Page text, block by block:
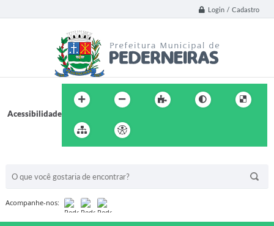
Login / Cadastro
Acessibilidade
Acompanhe-nos: